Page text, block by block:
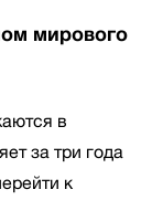
мирового
в
за три года
к